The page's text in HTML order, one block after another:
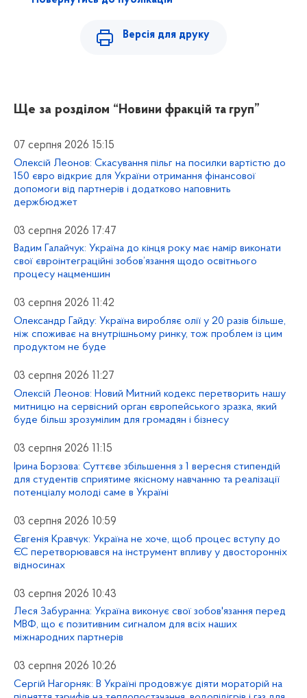
Версія для друку
Ще за розділом “Новини фракцій та груп”
07 серпня 2026 15:15
Олексій Леонов: Скасування пільг на посилки вартістю до
150 євро відкриє для України отримання фінансової
допомоги від партнерів і додатково наповнить
держбюджет
03 серпня 2026 17:47
Вадим Галайчук: Україна до кінця року має намір виконати
свої євроінтеграційні зобов’язання щодо освітнього
процесу нацменшин
03 серпня 2026 11:42
Олександр Гайду: Україна виробляє олії у 20 разів більше,
ніж споживає на внутрішньому ринку, тож проблем із цим
продуктом не буде
03 серпня 2026 11:27
Олексій Леонов: Новий Митний кодекс перетворить нашу
митницю на сервісний орган європейського зразка, який
буде більш зрозумілим для громадян і бізнесу
03 серпня 2026 11:15
Ірина Борзова: Суттєве збільшення з 1 вересня стипендій
для студентів сприятиме якісному навчанню та реалізації
потенціалу молоді саме в Україні
03 серпня 2026 10:59
Євгенія Кравчук: Україна не хоче, щоб процес вступу до
ЄС перетворювався на інструмент впливу у двосторонніх
відносинах
03 серпня 2026 10:43
Леся Забуранна: Україна виконує свої зобов'язання перед
МВФ, що є позитивним сигналом для всіх наших
міжнародних партнерів
03 серпня 2026 10:26
Сергій Нагорняк: В Україні продовжує діяти мораторій на